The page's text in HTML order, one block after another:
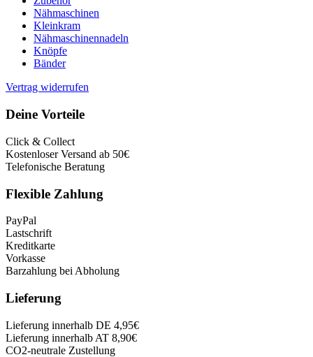
Nähmaschinen
Kleinkram
Nähmaschinennadeln
Knöpfe
Bänder
Vertrag widerrufen
Deine Vorteile
Click & Collect
Kostenloser Versand ab 50€
Telefonische Beratung
Flexible Zahlung
PayPal
Lastschrift
Kreditkarte
Vorkasse
Barzahlung bei Abholung
Lieferung
Lieferung innerhalb DE 4,95€
Lieferung innerhalb AT 8,90€
CO2-neutrale Zustellung